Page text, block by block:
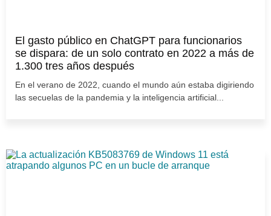
El gasto público en ChatGPT para funcionarios
se dispara: de un solo contrato en 2022 a más de
1.300 tres años después
En el verano de 2022, cuando el mundo aún estaba digiriendo
las secuelas de la pandemia y la inteligencia artificial...